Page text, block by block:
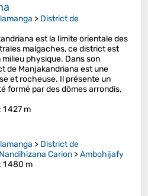
> District de
est la limite orientale des
malgaches, ce district est
physique. Dans son
de Manjakandriana est une
et rocheuse. Il présente un
formé par des dômes arrondis,
: 1 427 m
> District de
Nandihizana Carion >Ambohijafy
: 1 480 m